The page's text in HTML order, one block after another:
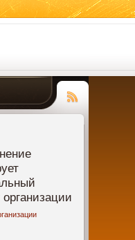
Чтение
организации